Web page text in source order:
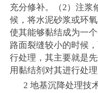
充分修补。（2）注浆
候，将水泥砂浆或环
使其能够黏结成为一
路面裂缝较小的时候
行处理，其主要就是
用黏结剂对其进行处理
2 地基沉降处理技